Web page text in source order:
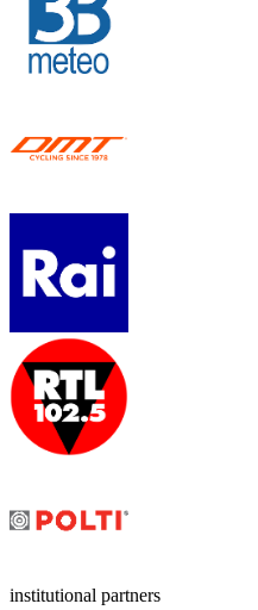
institutional partners